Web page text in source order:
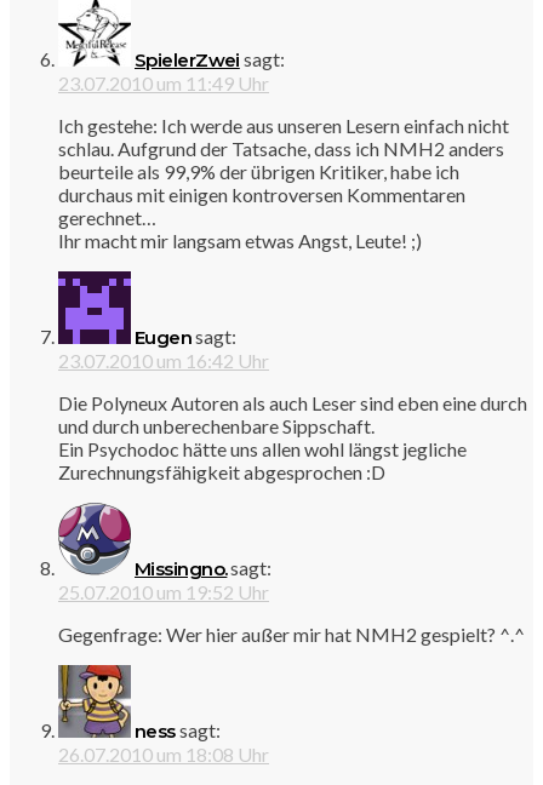
SpielerZwei sagt:
23.07.2010 um 11:49 Uhr
Ich gestehe: Ich werde aus unseren Lesern einfach nicht
schlau. Aufgrund der Tatsache, dass ich NMH2 anders
beurteile als 99,9% der übrigen Kritiker, habe ich
durchaus mit einigen kontroversen Kommentaren
gerechnet…
Ihr macht mir langsam etwas Angst, Leute! ;)
Eugensagt:
23.07.2010 um 16:42 Uhr
Die Polyneux Autoren als auch Leser sind eben eine durch
und durch unberechenbare Sippschaft.
Ein Psychodoc hätte uns allen wohl längst jegliche
Zurechnungsfähigkeit abgesprochen :D
Missingno.sagt:
25.07.2010 um 19:52 Uhr
Gegenfrage: Wer hier außer mir hat NMH2 gespielt? ^.^
nesssagt:
26.07.2010 um 18:08 Uhr